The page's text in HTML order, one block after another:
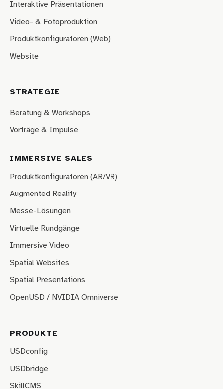
Interaktive Präsentationen
Video- & Fotoproduktion
Produktkonfiguratoren (Web)
Website
STRATEGIE
Beratung & Workshops
Vorträge & Impulse
IMMERSIVE SALES
Produktkonfiguratoren (AR/VR)
Augmented Reality
Messe-Lösungen
Virtuelle Rundgänge
Immersive Video
Spatial Websites
Spatial Presentations
OpenUSD / NVIDIA Omniverse
PRODUKTE
USDconfig
USDbridge
SkillCMS